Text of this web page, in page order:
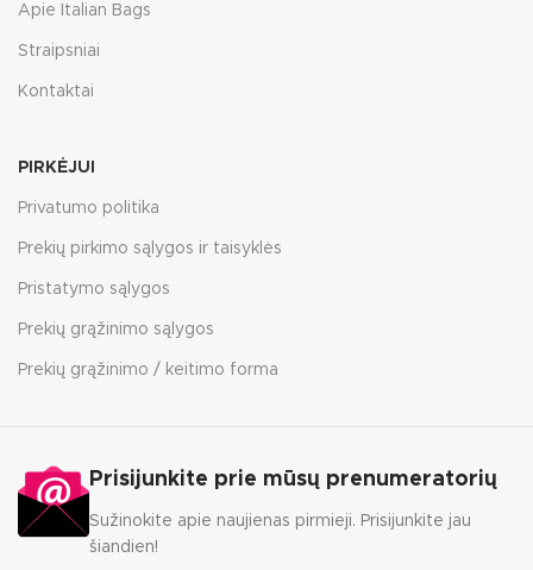
Apie Italian Bags
Straipsniai
Kontaktai
PIRKĖJUI
Privatumo politika
Prekių pirkimo sąlygos ir taisyklės
Pristatymo sąlygos
Prekių grąžinimo sąlygos
Prekių grąžinimo / keitimo forma
Prisijunkite prie mūsų prenumeratorių
Sužinokite apie naujienas pirmieji. Prisijunkite jau
šiandien!